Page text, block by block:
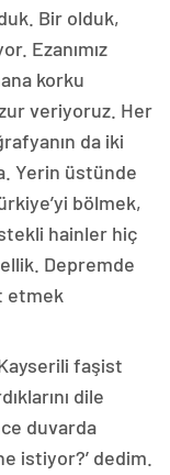
Bir olduk,
Ezanımız
korku
veriyoruz. Her
da iki
Yerin üstünde
bölmek,
hainler hiç
Depremde
etmek
faşist
dile
duvarda
istiyor?’ dedim.